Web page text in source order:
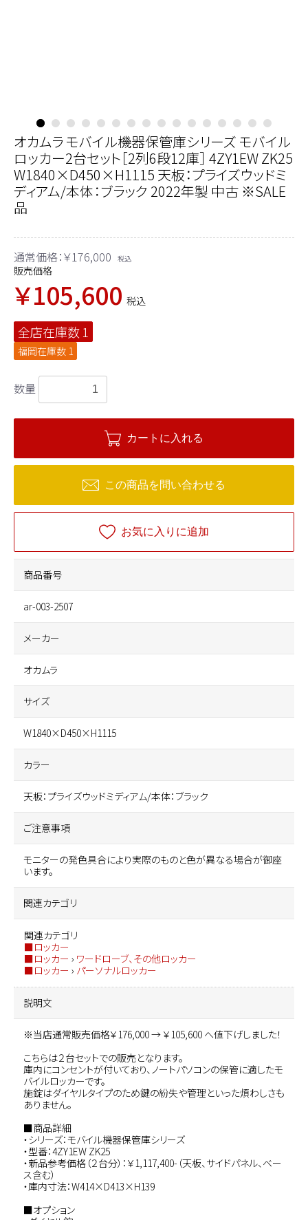
オカムラ モバイル機器保管庫シリーズ モバイル
ロッカー2台セット［2列6段12庫］ 4ZY1EW ZK25
W1840×D450×H1115 天板：プライズウッドミ
ディアム/本体：ブラック 2022年製 中古 ※SALE
品
通常価格：￥176,000 税込
販売価格
￥105,600 税込
全店在庫数1
福岡在庫数 1
数量
カートに入れる
この商品を問い合わせる
お気に入りに追加
商品番号
ar-003-2507
メーカー
オカムラ
サイズ
W1840×D450×H1115
カラー
天板：プライズウッドミディアム/本体：ブラック
ご注意事項
モニターの発色具合により実際のものと色が異なる場合が御座
います。
関連カテゴリ
関連カテゴリ
■ロッカー
■ロッカー › ワードローブ、その他ロッカー
■ロッカー › パーソナルロッカー
説明文
※当店通常販売価格￥176,000 → ￥105,600 へ値下げしました！
こちらは２台セットでの販売となります。
庫内にコンセントが付いており、ノートパソコンの保管に適したモ
バイルロッカーです。
施錠はダイヤルタイプのため鍵の紛失や管理といった煩わしさも
ありません。
■商品詳細
・シリーズ：モバイル機器保管庫シリーズ
・型番：4ZY1EW ZK25
・新品参考価格（２台分）：￥1,117,400-（天板、サイドパネル、ベー
ス含む）
・庫内寸法：W414×D413×H139
■オプション